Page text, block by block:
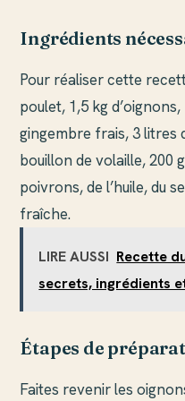
Ingrédients
Pour réaliser cette
poulet, 1,5 kg d’oignons,
gingembre frais, 3 litres
bouillon de volaille, 200
poivrons, de l’huile, du
fraîche.
LIRE AUSSI Recette
secrets, ingrédients
Étapes de
Faites revenir les